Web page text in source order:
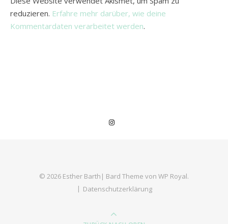
reduzieren. Erfahre mehr darüber, wie deine
Kommentardaten verarbeitet werden.
© 2026 Esther Barth| Bard Theme von WP Royal.
Datenschutzerklärung